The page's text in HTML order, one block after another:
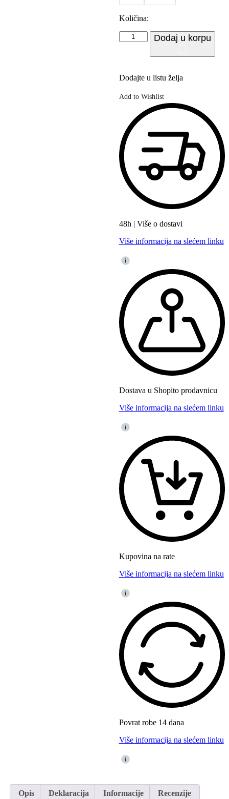
Količina:
Torba
preko
Collection
količina
Dodaj u korpu
Dodajte u listu želja
Add to Wishlist
48h | Više o dostavi
Više informacija na slećem linku
Dostava u Shopito prodavnicu
Više informacija na slećem linku
Kupovina na rate
Više informacija na slećem linku
Povrat robe 14 dana
Više informacija na slećem linku
Opis Deklaracija Informacije Recenzije